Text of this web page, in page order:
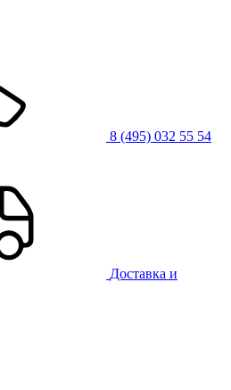
8 (495) 032 55 54
Доставка и